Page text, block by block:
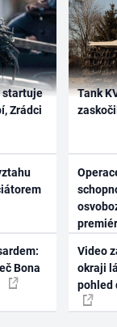
startuje
Zrádci
Bona
Tank
zaskočil
Video
okraji
pohled